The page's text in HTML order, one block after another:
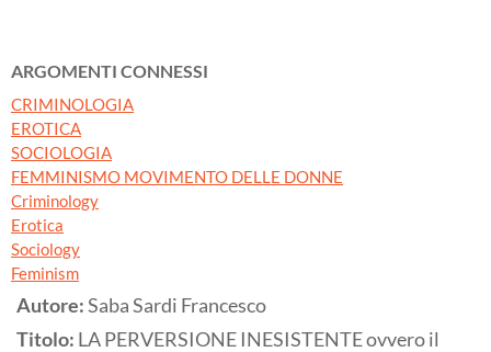
ARGOMENTI CONNESSI
CRIMINOLOGIA
EROTICA
SOCIOLOGIA
FEMMINISMO MOVIMENTO DELLE DONNE
Criminology
Erotica
Sociology
Feminism
Autore:Saba Sardi Francesco
Titolo: LA PERVERSIONE INESISTENTE ovvero il